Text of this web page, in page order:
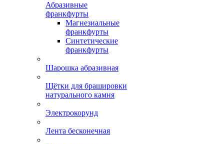
Абразивные
франкфурты
Магнезиальные
франкфурты
Синтетические
франкфурты
Шарошка абразивная
Щётки для брашировки
натурального камня
Электрокорунд
Лента бесконечная